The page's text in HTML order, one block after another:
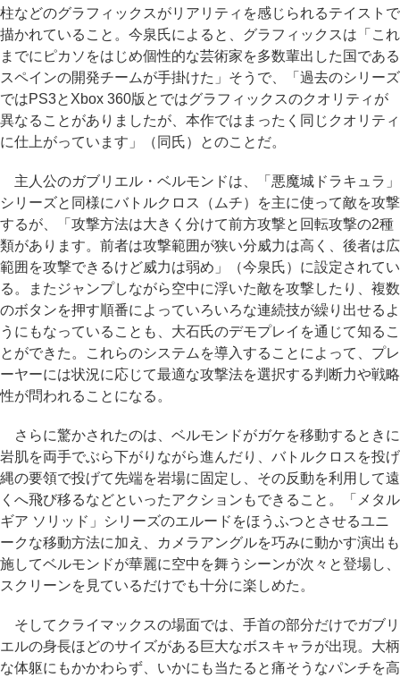
柱などのグラフィックスがリアリティを感じられるテイストで
描かれていること。今泉氏によると、グラフィックスは「これ
までにピカソをはじめ個性的な芸術家を多数輩出した国である
スペインの開発チームが手掛けた」そうで、「過去のシリーズ
ではPS3とXbox 360版とではグラフィックスのクオリティが
異なることがありましたが、本作ではまったく同じクオリティ
に仕上がっています」（同氏）とのことだ。
主人公のガブリエル・ベルモンドは、「悪魔城ドラキュラ」
シリーズと同様にバトルクロス（ムチ）を主に使って敵を攻撃
するが、「攻撃方法は大きく分けて前方攻撃と回転攻撃の2種
類があります。前者は攻撃範囲が狭い分威力は高く、後者は広
範囲を攻撃できるけど威力は弱め」（今泉氏）に設定されてい
る。またジャンプしながら空中に浮いた敵を攻撃したり、複数
のボタンを押す順番によっていろいろな連続技が繰り出せるよ
うにもなっていることも、大石氏のデモプレイを通じて知るこ
とができた。これらのシステムを導入することによって、プレ
ーヤーには状況に応じて最適な攻撃法を選択する判断力や戦略
性が問われることになる。
さらに驚かされたのは、ベルモンドがガケを移動するときに
岩肌を両手でぶら下がりながら進んだり、バトルクロスを投げ
縄の要領で投げて先端を岩場に固定し、その反動を利用して遠
くへ飛び移るなどといったアクションもできること。「メタル
ギア ソリッド」シリーズのエルードをほうふつとさせるユニ
ークな移動方法に加え、カメラアングルを巧みに動かす演出も
施してベルモンドが華麗に空中を舞うシーンが次々と登場し、
スクリーンを見ているだけでも十分に楽しめた。
そしてクライマックスの場面では、手首の部分だけでガブリ
エルの身長ほどのサイズがある巨大なボスキャラが出現。大柄
な体躯にもかかわらず、いかにも当たると痛そうなパンチを高